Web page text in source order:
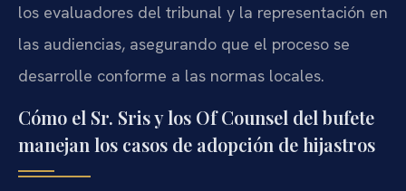
los evaluadores del tribunal y la representación en
las audiencias, asegurando que el proceso se
desarrolle conforme a las normas locales.
Cómo el Sr. Sris y los Of Counsel del bufete
manejan los casos de adopción de hijastros